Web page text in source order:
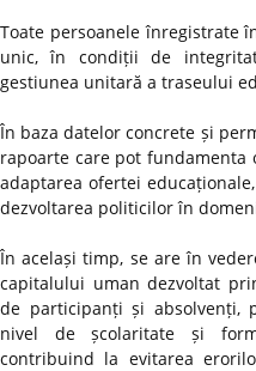
Toate persoanele înregistrate
unic, în condiții de
gestiunea unitară a traseului
În baza datelor concrete și
rapoarte care pot fundamenta
adaptarea ofertei
dezvoltarea politicilor în
În același timp, se are în
capitalului uman dezvoltat
de participanți și absolvenți,
nivel de școlaritate și
contribuind la evitarea